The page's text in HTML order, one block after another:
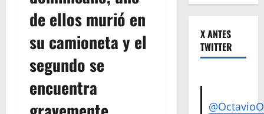
de ellos murió en
su camioneta y el
segundo se
encuentra
X ANTES
TWITTER